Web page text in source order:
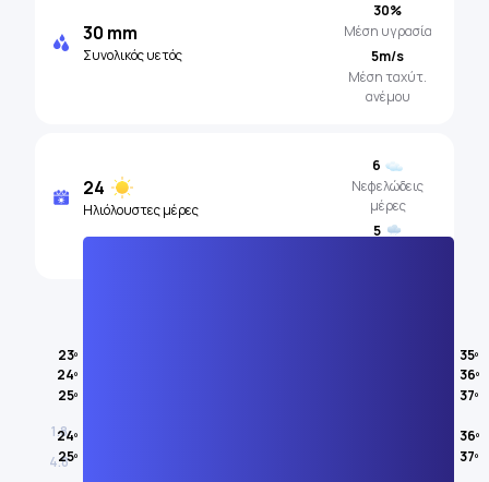
30 mm
Συνολικός υετός
30%
Μέση υγρασία
5m/s
Μέση ταχύτ.
ανέμου
24
Ηλιόλουστες μέρες
6
Νεφελώδεις
μέρες
5
23º 35º
1.8
24º 36º
4.8
25º 37º
24º 36º
25º 37º